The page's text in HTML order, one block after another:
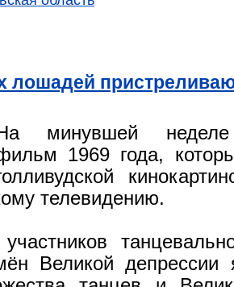
лошадей
минувшей неделе
1969 года,
телевидению.
Великой депрессии